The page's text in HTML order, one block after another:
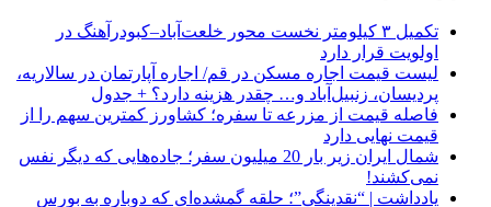
تکمیل ۳ کیلومتر نخست محور خلعت‌آباد–کبودرآهنگ در
اولویت قرار دارد
لیست قیمت اجاره مسکن در قم/ اجاره آپارتمان در سالاریه،
پردیسان، زنبیل‌آباد و… چقدر هزینه دارد؟ + جدول
فاصله قیمت از مزرعه تا سفره؛ کشاورز کمترین سهم را از
قیمت نهایی دارد
شمال ایران زیر بار 20 میلیون سفر؛ جاده‌هایی که دیگر نفس
نمی‌کشند!
یادداشت | “نقدینگی”؛ حلقه گمشده‌ای که دوباره به بورس